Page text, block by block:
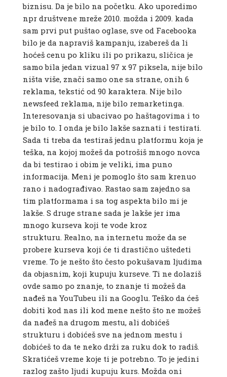
biznisu. Da je bilo na početku. Ako uporedimo
npr društvene mreže 2010. možda i 2009. kada
sam prvi put puštao oglase, sve od Facebooka
bilo je da napraviš kampanju, izabereš da li
hoćeš cenu po kliku ili po prikazu, sličica je
samo bila jedan vizual 97 x 97 piksela, nije bilo
ništa više, znači samo one sa strane, onih 6
reklama, tekstić od 90 karaktera. Nije bilo
newsfeed reklama, nije bilo remarketinga.
Interesovanja si ubacivao po haštagovima i to
je bilo to. I onda je bilo lakše saznati i testirati.
Sada ti treba da testiraš jednu platformu koja je
teška, na kojoj možeš da potrošiš mnogo novca
da bi testirao i obim je veliki, ima puno
informacija. Meni je pomoglo što sam krenuo
rano i nadograđivao. Rastao sam zajedno sa
tim platformama i sa tog aspekta bilo mi je
lakše. S druge strane sada je lakše jer ima
mnogo kurseva koji te vode kroz
strukturu. Realno, na internetu može da se
probere kurseva koji će ti drastično uštedeti
vreme. To je nešto što često pokušavam ljudima
da objasnim, koji kupuju kurseve. Ti ne dolaziš
ovde samo po znanje, to znanje ti možeš da
nađeš na YouTubeu ili na Googlu. Teško da ćeš
dobiti kod nas ili kod mene nešto što ne možeš
da nađeš na drugom mestu, ali dobićeš
strukturu i dobićeš sve na jednom mestu i
dobićeš to da te neko drži za ruku dok to radiš.
Skratićeš vreme koje ti je potrebno. To je jedini
razlog zašto ljudi kupuju kurs. Možda oni